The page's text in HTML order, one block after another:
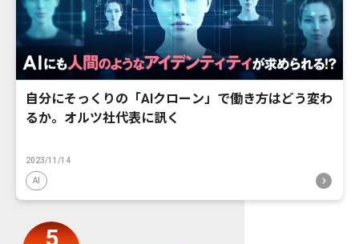
自分にそっくりの「AIクローン」で働き方はどう変わ
るか。オルツ社代表に訊く
2023/11/14
AI